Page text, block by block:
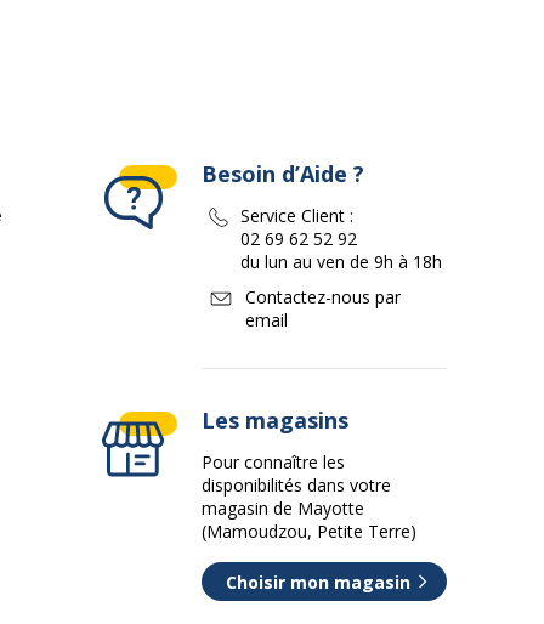
Besoin d’Aide ?
Service Client :
02 69 62 52 92
du lun au ven de 9h à 18h
Contactez-nous par
email
Les magasins
Pour connaître les
disponibilités dans votre
magasin de Mayotte
(Mamoudzou, Petite Terre)
Choisir mon magasin